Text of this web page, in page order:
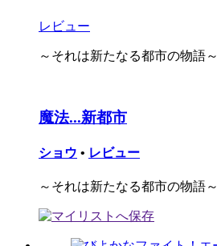
レビュー
～それは新たなる都市の物語～
魔法...新都市
ショウ • レビュー
～それは新たなる都市の物語～